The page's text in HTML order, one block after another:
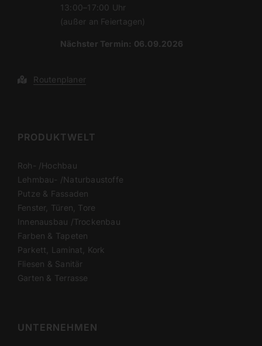
13:00–17:00 Uhr
(außer an Feiertagen)
Nächster Termin: 06.09.2026
Routen­planer
PRODUKTWELT
Roh- /​Hochbau
Lehmbau- /​Natur­bau­stoffe
Putze & Fassaden
Fenster, Türen, Tore
Innen­ausbau /​Trockenbau
Farben & Tapeten
Parkett, Laminat, Kork
Fliesen & Sanitär
Garten & Terrasse
UNTER­NEHMEN